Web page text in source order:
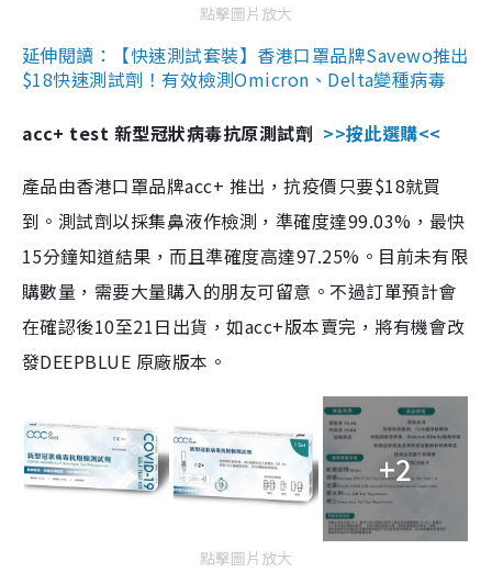
點擊圖片放大
延伸閱讀：【快速測試套裝】香港口罩品牌Savewo推出
$18快速測試劑！有效檢測Omicron、Delta變種病毒
acc+ test 新型冠狀病毒抗原測試劑 >>按此選購<<
產品由香港口罩品牌acc+ 推出，抗疫價只要$18就買
到。測試劑以採集鼻液作檢測，準確度達99.03%，最快
15分鐘知道結果，而且準確度高達97.25%。目前未有限
購數量，需要大量購入的朋友可留意。不過訂單預計會
在確認後10至21日出貨，如acc+版本賣完，將有機會改
發DEEPBLUE 原廠版本。
+2
點擊圖片放大